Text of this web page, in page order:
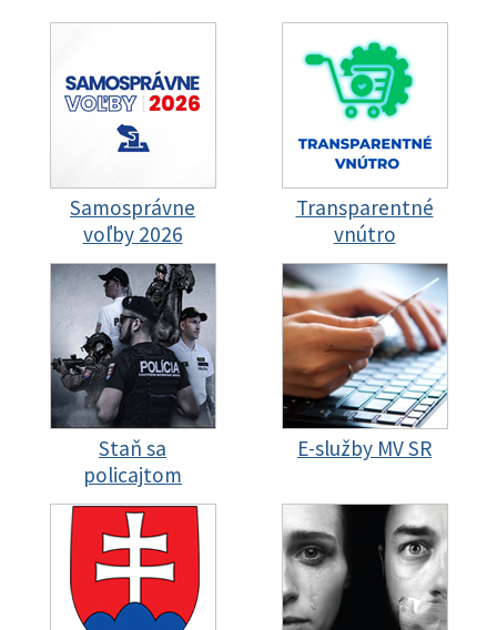
Samosprávne
voľby 2026
Transparentné
vnútro
Staň sa
policajtom
E-služby MV SR